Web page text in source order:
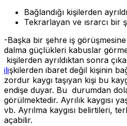
Bağlandığı kişilerden
Tekrarlayan ve ısrarcı bir
-Başka bir şehre iş
dalma güçlükleri kabuslar
kişilerden ayrıldıktan sonra
ilişkilerden ibaret değil kişinin
zordur kaygı taşıyan kişi bu
endişe duyar. Bu durumdan
görülmektedir. Ayrılık kaygısı
vb. Ayrılma kaygısı belirtileri,
açabilir.